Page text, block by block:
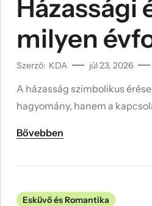
Házassági
milyen
Szerző: KDA júl 23, 2026
A házasság szimbolikus
hagyomány, hanem a
Bővebben
Esküvő és Romantika